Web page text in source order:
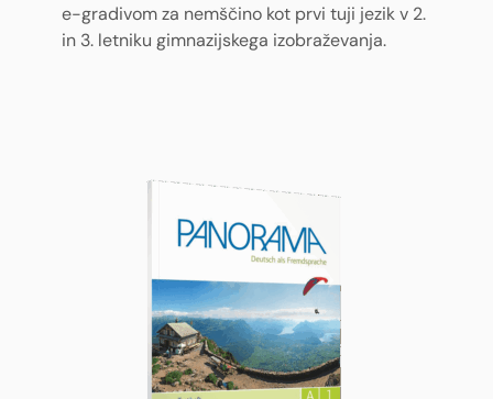
e-gradivom za nemščino kot prvi tuji jezik v 2.
in 3. letniku gimnazijskega izobraževanja.